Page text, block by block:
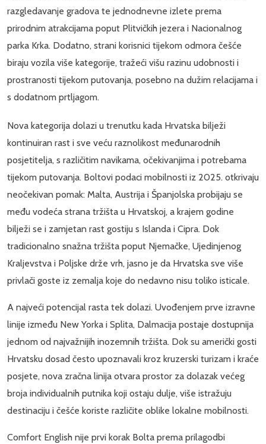
razgledavanje gradova te jednodnevne izlete prema
prirodnim atrakcijama poput Plitvičkih jezera i Nacionalnog
parka Krka. Dodatno, strani korisnici tijekom odmora češće
biraju vozila više kategorije, tražeći višu razinu udobnosti i
prostranosti tijekom putovanja, posebno na dužim relacijama i
s dodatnom prtljagom.
Nova kategorija dolazi u trenutku kada Hrvatska bilježi
kontinuiran rast i sve veću raznolikost međunarodnih
posjetitelja, s različitim navikama, očekivanjima i potrebama
tijekom putovanja. Boltovi podaci mobilnosti iz 2025. otkrivaju
neočekivan pomak: Malta, Austrija i Španjolska probijaju se
među vodeća strana tržišta u Hrvatskoj, a krajem godine
bilježi se i zamjetan rast gostiju s Islanda i Cipra. Dok
tradicionalno snažna tržišta poput Njemačke, Ujedinjenog
Kraljevstva i Poljske drže vrh, jasno je da Hrvatska sve više
privlači goste iz zemalja koje do nedavno nisu toliko isticale.
A najveći potencijal rasta tek dolazi. Uvođenjem prve izravne
linije između New Yorka i Splita, Dalmacija postaje dostupnija
jednom od najvažnijih inozemnih tržišta. Dok su američki gosti
Hrvatsku dosad često upoznavali kroz kruzerski turizam i kraće
posjete, nova zračna linija otvara prostor za dolazak većeg
broja individualnih putnika koji ostaju dulje, više istražuju
destinaciju i češće koriste različite oblike lokalne mobilnosti.
Comfort English nije prvi korak Bolta prema prilagodbi